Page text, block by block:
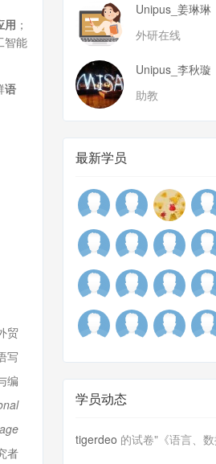
用 ；
智能
语
贸
写
编
者
Unipus_姜琳琳
外研在线
Unipus_李秋璇
助教
最新学员
学员动态
tigerdeo 的试卷"《语言、数据与研究：人工智